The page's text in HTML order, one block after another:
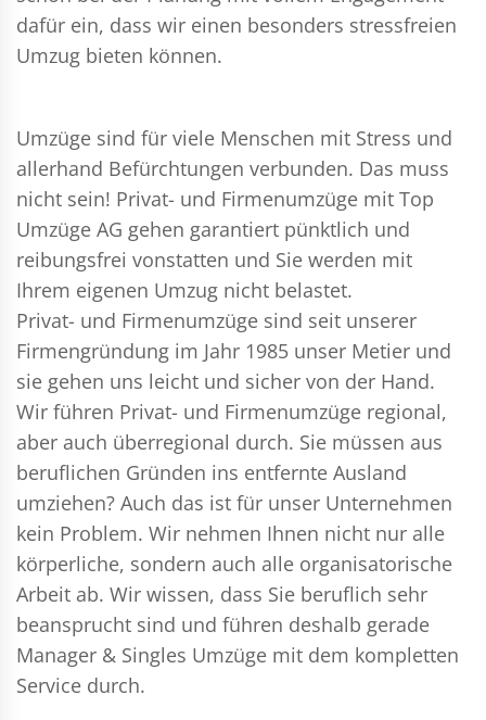
dafür ein, dass wir einen besonders stressfreien
Umzug bieten können.
Umzüge sind für viele Menschen mit Stress und
allerhand Befürchtungen verbunden. Das muss
nicht sein! Privat- und Firmenumzüge mit Top
Umzüge AG gehen garantiert pünktlich und
reibungsfrei vonstatten und Sie werden mit
Ihrem eigenen Umzug nicht belastet.
Privat- und Firmenumzüge sind seit unserer
Firmengründung im Jahr 1985 unser Metier und
sie gehen uns leicht und sicher von der Hand.
Wir führen Privat- und Firmenumzüge regional,
aber auch überregional durch. Sie müssen aus
beruflichen Gründen ins entfernte Ausland
umziehen? Auch das ist für unser Unternehmen
kein Problem. Wir nehmen Ihnen nicht nur alle
körperliche, sondern auch alle organisatorische
Arbeit ab. Wir wissen, dass Sie beruflich sehr
beansprucht sind und führen deshalb gerade
Manager & Singles Umzüge mit dem kompletten
Service durch.